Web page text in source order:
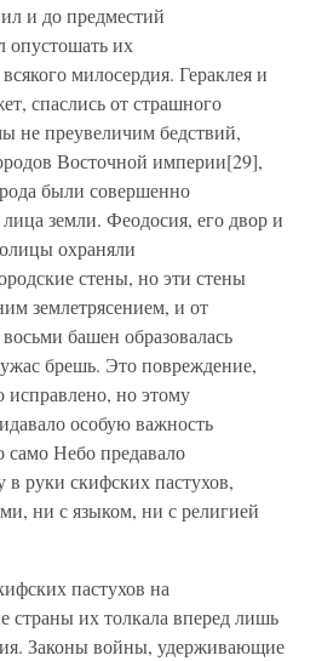
и до предместий
опустошать их
милосердия. Гераклея и
спаслись от страшного
не преувеличим бедствий,
Восточной империи[29],
были совершенно
земли. Феодосия, его двор и
охраняли
стены, но эти стены
землетрясением, и от
башен образовалась
брешь. Это повреждение,
исправлено, но этому
особую важность
само Небо предавало
руки скифских пастухов,
ни с языком, ни с религией
пастухов на
их толкала вперед лишь
Законы войны, удерживающие